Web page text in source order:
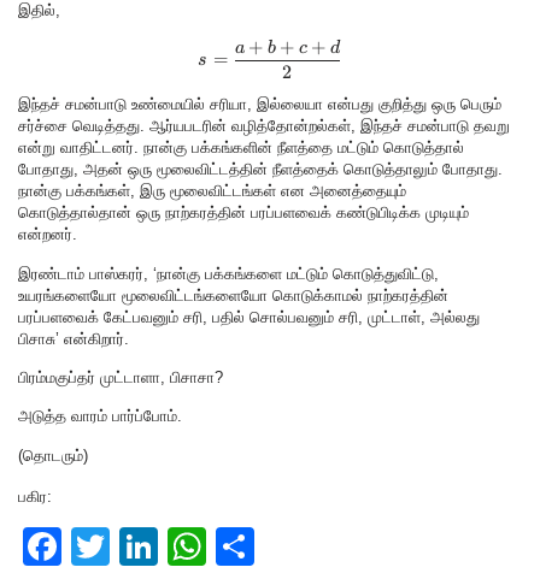
இதில்,
s = \frac{a+b+c+d}{2}
s =
2
a + b + c + d
இந்தச் சமன்பாடு உண்மையில் சரியா, இல்லையா என்பது குறித்து ஒரு பெரும்
சர்ச்சை வெடித்தது. ஆர்யபடரின் வழித்தோன்றல்கள், இந்தச் சமன்பாடு தவறு
என்று வாதிட்டனர். நான்கு பக்கங்களின் நீளத்தை மட்டும் கொடுத்தால்
போதாது, அதன் ஒரு மூலைவிட்டத்தின் நீளத்தைக் கொடுத்தாலும் போதாது.
நான்கு பக்கங்கள், இரு மூலைவிட்டங்கள் என அனைத்தையும்
கொடுத்தால்தான் ஒரு நாற்கரத்தின் பரப்பளவைக் கண்டுபிடிக்க முடியும்
என்றனர்.
இரண்டாம் பாஸ்கரர், ‘நான்கு பக்கங்களை மட்டும் கொடுத்துவிட்டு,
உயரங்களையோ மூலைவிட்டங்களையோ கொடுக்காமல் நாற்கரத்தின்
பரப்பளவைக் கேட்பவனும் சரி, பதில் சொல்பவனும் சரி, முட்டாள், அல்லது
பிசாசு’ என்கிறார்.
பிரம்மகுப்தர் முட்டாளா, பிசாசா?
அடுத்த வாரம் பார்ப்போம்.
(தொடரும்)
பகிர:
F
T
Li
W